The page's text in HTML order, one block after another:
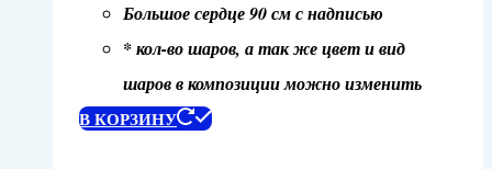
Большое сердце 90 см с надписью
* кол-во шаров, а так же цвет и вид
шаров в композиции можно изменить
В КОРЗИНУ